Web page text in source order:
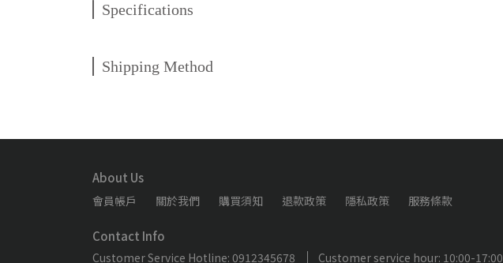
Specifications
Shipping Method
About Us
會員帳戶 關於我們 購買須知 退款政策 隱私政策 服務條款
Contact Info
Customer Service Hotline: 0912345678 Customer service hour: 10:00-17:00